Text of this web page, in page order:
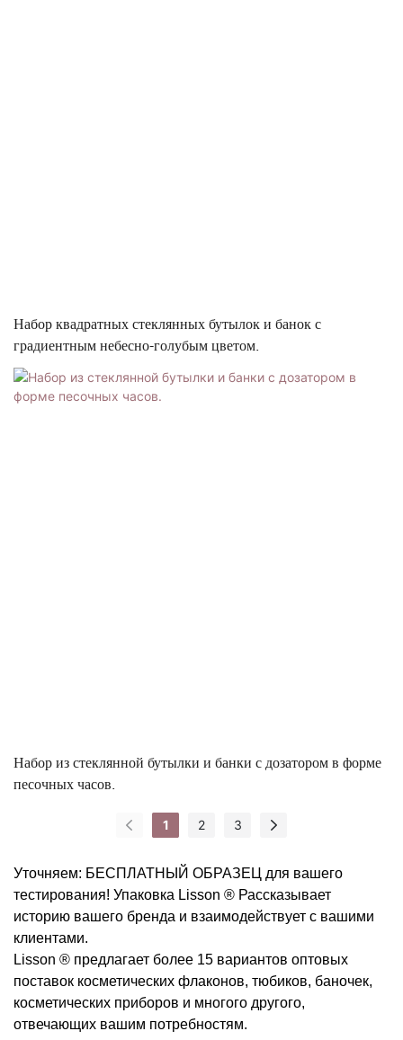
Набор квадратных стеклянных бутылок и банок с
градиентным небесно-голубым цветом.
Набор из стеклянной бутылки и банки с дозатором в форме
песочных часов.
1 2 3
Уточняем: БЕСПЛАТНЫЙ ОБРАЗЕЦ для вашего
тестирования! Упаковка Lisson ® Рассказывает
историю вашего бренда и взаимодействует с вашими
клиентами.
Lisson ® предлагает более 15 вариантов оптовых
поставок косметических флаконов, тюбиков, баночек,
косметических приборов и многого другого,
отвечающих вашим потребностям.